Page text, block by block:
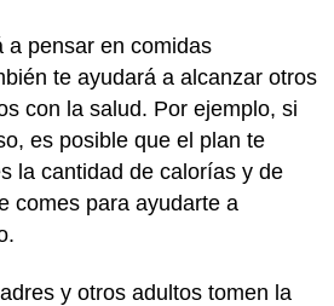
a pensar en comidas
te ayudará a alcanzar otros
con la salud. Por ejemplo, si
es posible que el plan te
la cantidad de calorías y de
comes para ayudarte a
y otros adultos tomen la